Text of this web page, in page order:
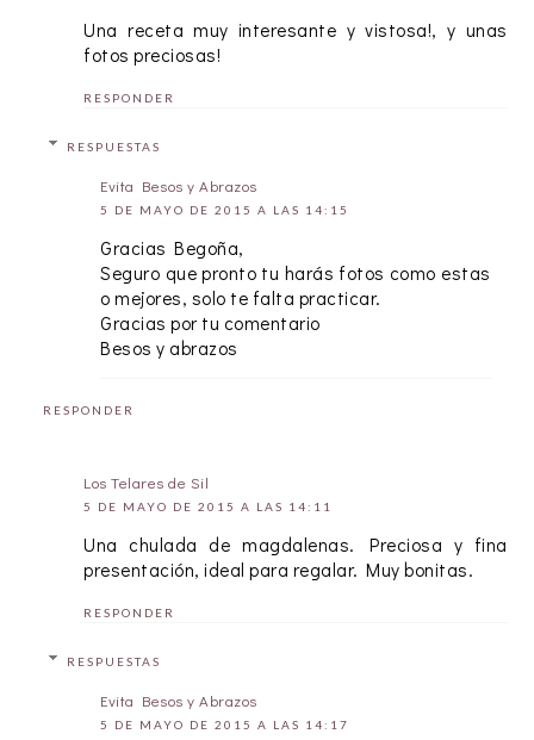
Una receta muy interesante y vistosa!, y unas
fotos preciosas!
RESPONDER
RESPUESTAS
Evita Besos y Abrazos
5 DE MAYO DE 2015 A LAS 14:15
Gracias Begoña,
Seguro que pronto tu harás fotos como estas
o mejores, solo te falta practicar.
Gracias por tu comentario
Besos y abrazos
RESPONDER
Los Telares de Sil
5 DE MAYO DE 2015 A LAS 14:11
Una chulada de magdalenas. Preciosa y fina
presentación, ideal para regalar. Muy bonitas.
RESPONDER
RESPUESTAS
Evita Besos y Abrazos
5 DE MAYO DE 2015 A LAS 14:17